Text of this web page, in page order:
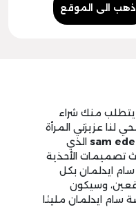
الى الموقع
منك شراء
لنا عزيزتي المرأة
sam الذي
تصميمات الأحذية
ايدلمان بكل
وسيكون
سام ايدلمان مليئا